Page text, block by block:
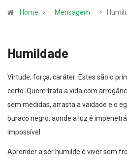
Home Mensagem
Humildade
Virtude, força, caráter: Estes são o
certo. Quem trata a vida com
sem medidas, arrasta a vaidade e o
buraco negro, aonde a luz é
impossível.
Aprender a ser humilde é viver sem